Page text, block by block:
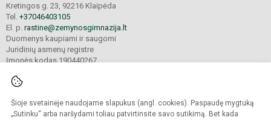
Šioje svetainėje naudojame slapukus (angl. cookies). Paspaudę mygtuką
„Sutinku“ arba naršydami toliau patvirtinsite savo sutikimą. Bet kada
Kretingos g. 23, 92216 Klaipėda
Tel. +37046403105
El. p. rastine@zemynosgimnazija.lt
Duomenys kaupiami ir saugomi
Juridinių asmenų registre
Įmonės kodas 190440267
© 2022. Klaipėdos universiteto „Žemynos“ gimnazija. Visos teisės saugomos.
Kopijuoti turinį be raštiško gimnazijos sutikimo griežtai draudžiama.